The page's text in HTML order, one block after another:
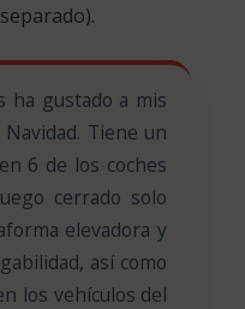
ha gustado a mis
Tiene un
6 de los coches
cerrado solo
elevadora y
así como
los vehículos del